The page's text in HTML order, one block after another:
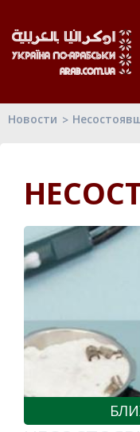
Новости